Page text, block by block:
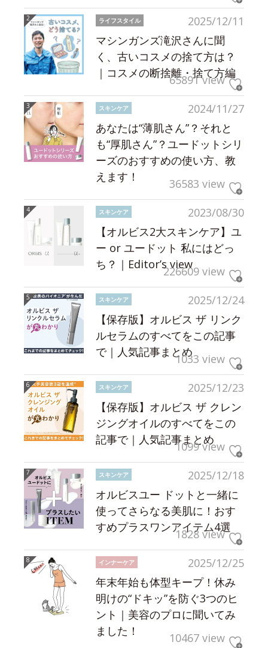
2025/12/11
ライフスタイル
マシンガンズ滝沢さんに聞
く、古いコスメの捨て方は？
｜コスメの断捨離・捨て方編
65891 view
2024/11/27
スキンケア
あなたは“薄肌さん”？それと
も“厚肌さん”？ユードットシリ
ーズのおすすめの使い方、教
えます！
36583 view
2023/08/30
スキンケア
【オルビス2大スキンケア】ユ
ー or ユードット 私にはどっ
ち？｜Editor’s view226609 view
2025/12/24
スキンケア
【保存版】オルビス ザ リンク
ルセラムのすべてをこの記事
で｜人気記事まとめ1033 view
2025/12/23
スキンケア
【保存版】オルビス ザ クレン
ジングオイルのすべてをこの
記事で｜人気記事まとめ
1099 view
2025/12/18
スキンケア
オルビスユー ドットと一緒に
使ってさらなる美肌に！おす
すめプラスワンアイテム4選
1828 view
2025/12/25
インナーケア
年末年始も体型キープ！休み
明けの“ドキッ”を防ぐ3つのヒ
ント｜美容のプロに聞いてみ
ました！
10467 view